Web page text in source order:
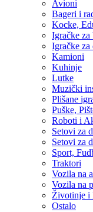
Avioni
Bageri i
Kocke,
Igračke za
Igračke za
Kamioni
Kuhinje
Lutke
Muzički
Plišane
Puške,
Roboti i
Setovi za
Setovi za
Sport,
Traktori
Vozila na
Vozila na
Životinje i
Ostalo